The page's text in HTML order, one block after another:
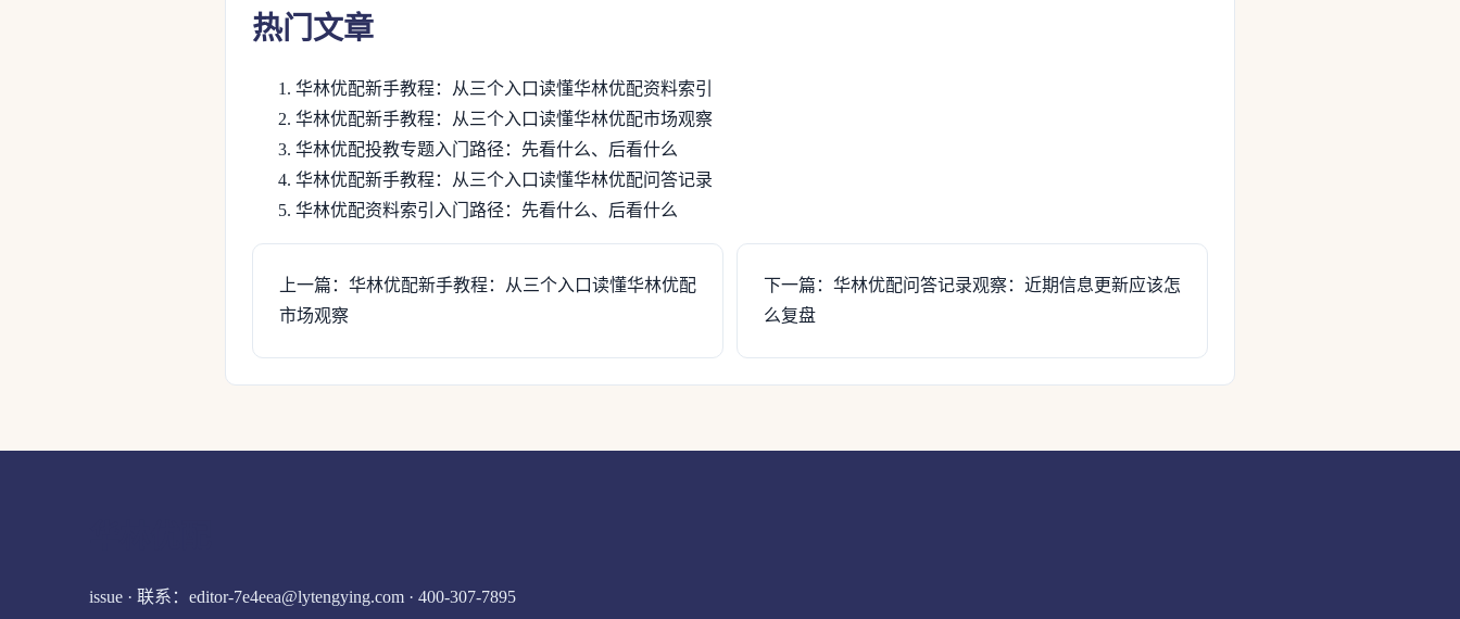
热门文章
华林优配新手教程：从三个入口读懂华林优配资料索引
华林优配新手教程：从三个入口读懂华林优配市场观察
华林优配投教专题入门路径：先看什么、后看什么
华林优配新手教程：从三个入口读懂华林优配问答记录
华林优配资料索引入门路径：先看什么、后看什么
上一篇：华林优配新手教程：从三个入口读懂华林优配
市场观察
下一篇：华林优配问答记录观察：近期信息更新应该怎
么复盘
issue · 联系：editor-7e4eea@lytengying.com · 400-307-7895